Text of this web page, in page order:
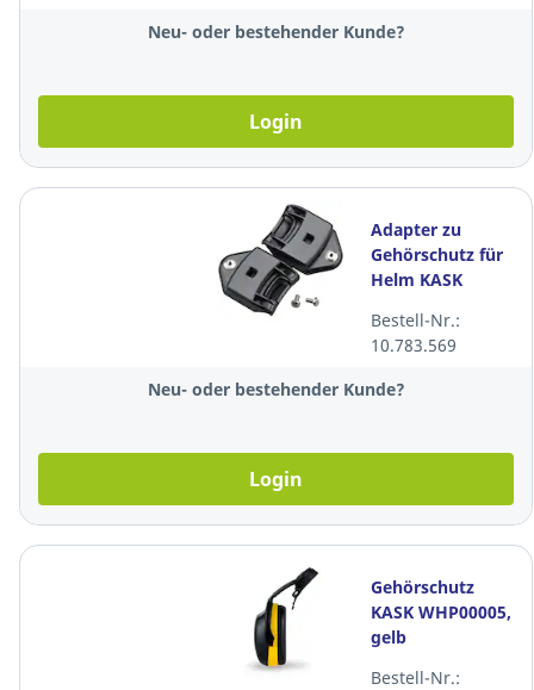
Neu- oder bestehender Kunde?
Login
Adapter zu
Gehörschutz für
Helm KASK
schwarz
Bestell-Nr.:
10.783.569
Neu- oder bestehender Kunde?
Login
Gehörschutz
KASK WHP00005,
gelb
Bestell-Nr.: